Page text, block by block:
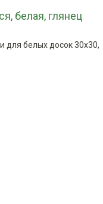
белая, глянец
для белых досок 30х30,